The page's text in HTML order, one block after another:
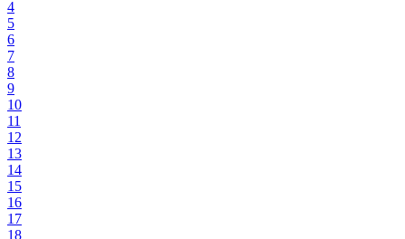
4
5
6
7
8
9
10
11
12
13
14
15
16
17
18